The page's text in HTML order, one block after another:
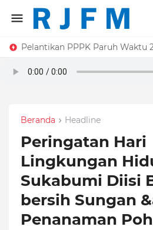
Pelantikan PPPK Paruh Waktu
Beranda Headline
Peringatan Hari
Lingkungan
Sukabumi Diisi
bersih Sungan
Penanaman